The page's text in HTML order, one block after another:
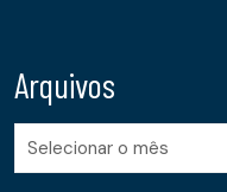
Arquivos
Arquivos